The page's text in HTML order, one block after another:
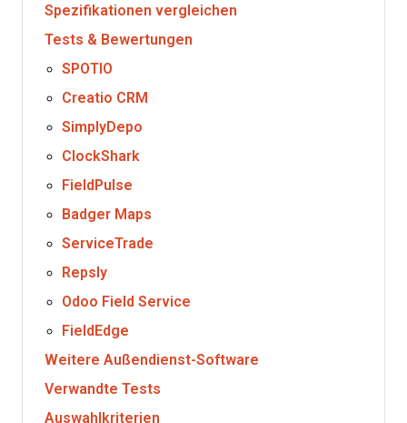
Spezifikationen vergleichen
Tests & Bewertungen
SPOTIO
Creatio CRM
SimplyDepo
ClockShark
FieldPulse
Badger Maps
ServiceTrade
Repsly
Odoo Field Service
FieldEdge
Weitere Außendienst-Software
Verwandte Tests
Auswahlkriterien